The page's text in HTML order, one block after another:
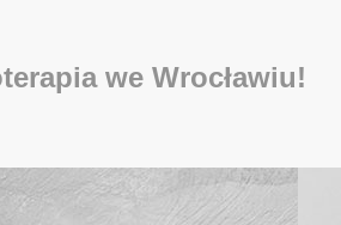
we Wrocławiu!